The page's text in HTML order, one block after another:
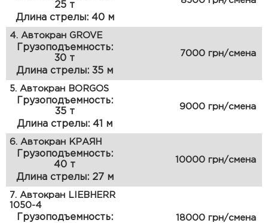
25 т
Длина стрелы: 40 м
4. Автокран GROVE
Грузоподъемность:
30 т
Длина стрелы: 35 м
7000 грн/смена
5. Автокран BORGOS
Грузоподъемность:
35 т
Длина стрелы: 41 м
9000 грн/смена
6. Автокран КРАЯН
Грузоподъемность:
40 т
Длина стрелы: 27 м
10000 грн/смена
7. Автокран LIEBHERR
1050-4
Грузоподъемность:
18000 грн/смена